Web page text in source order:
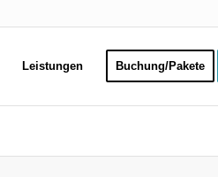
Leistungen Buchung/Pakete